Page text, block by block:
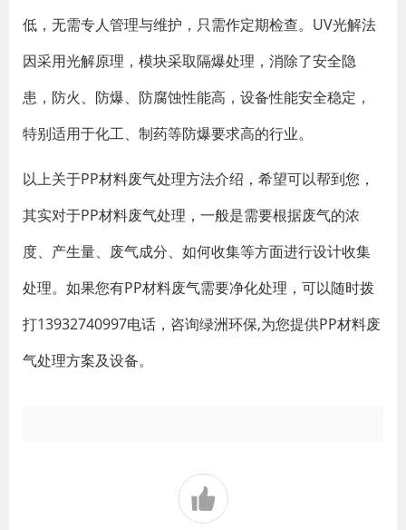
低，无需专人管理与维护，只需作定期检查。UV光解法
因采用光解原理，模块采取隔爆处理，消除了安全隐
患，防火、防爆、防腐蚀性能高，设备性能安全稳定，
特别适用于化工、制药等防爆要求高的行业。
以上关于PP材料废气处理方法介绍，希望可以帮到您，
其实对于PP材料废气处理，一般是需要根据废气的浓
度、产生量、废气成分、如何收集等方面进行设计收集
处理。如果您有PP材料废气需要净化处理，可以随时拨
打13932740997电话，咨询绿洲环保,为您提供PP材料废
气处理方案及设备。